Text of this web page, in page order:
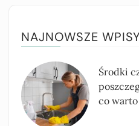
NAJNOWSZE WPISY
Środki
co